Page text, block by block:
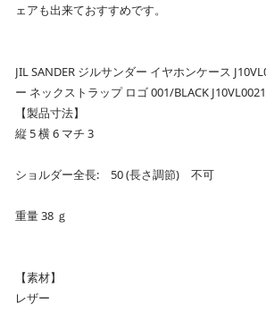
ェアも出来ておすすめです。
JIL SANDER ジルサンダー イヤホンケース
ー ネックストラップ ロゴ 001/BLACK
【製品寸法】
縦 5 横 6 マチ 3
ショルダー全長: 50 (長さ調節) 不可
重量 38 ｇ
【素材】
レザー